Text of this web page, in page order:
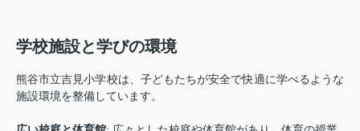
学校施設と学びの環境
熊谷市立吉見小学校は、子どもたちが安全で快適に学べるような
施設環境を整備しています。